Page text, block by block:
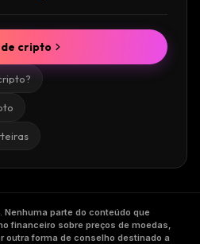
de cripto
. Nenhuma parte do conteúdo que
financeiro sobre preços de moedas,
outra forma de conselho destinado a